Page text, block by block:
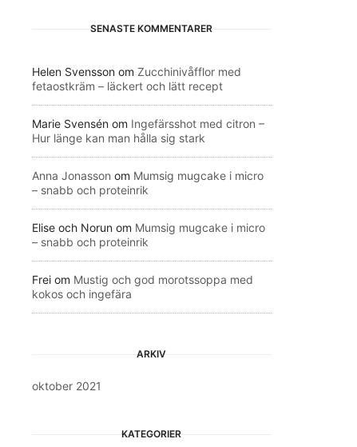
SENASTE KOMMENTARER
Helen Svensson om Zucchinivåfflor med
fetaostkräm – läckert och lätt recept
Marie Svensén om Ingefärsshot med citron –
Hur länge kan man hålla sig stark
Anna Jonasson om Mumsig mugcake i micro
– snabb och proteinrik
Elise och Norun om Mumsig mugcake i micro
– snabb och proteinrik
Frei om Mustig och god morotssoppa med
kokos och ingefära
ARKIV
oktober 2021
KATEGORIER